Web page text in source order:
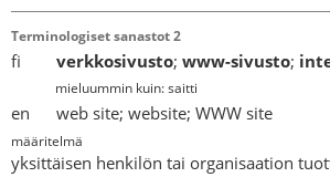
Terminologiset sanastot 2
fi verkkosivusto; www-sivusto;
mieluummin kuin: saitti
en web site; website; WWW site
määritelmä
yksittäisen henkilön tai organisaation